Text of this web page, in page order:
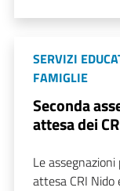
SERVIZI
FAMIGLIE
Seconda
attesa dei
Le
attesa CRI